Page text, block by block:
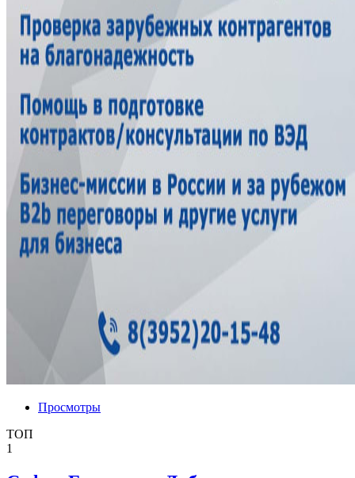
Просмотры
ТОП
1